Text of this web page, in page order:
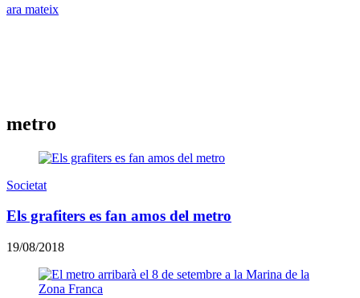
ara mateix
metro
Societat
Els grafiters es fan amos del metro
19/08/2018